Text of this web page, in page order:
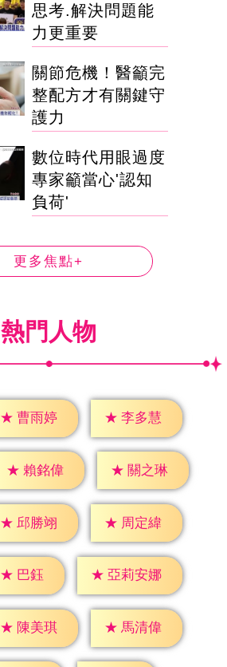
思考.解決問題能
力更重要
關節危機！醫籲完
整配方才有關鍵守
護力
數位時代用眼過度
專家籲當心'認知
負荷'
更多焦點+
熱門人物
★ 曹雨婷 ★ 李多慧
★ 賴銘偉 ★ 關之琳
★ 邱勝翊 ★ 周定緯
★ 巴鈺 ★ 亞莉安娜
★ 陳美琪 ★ 馬清偉